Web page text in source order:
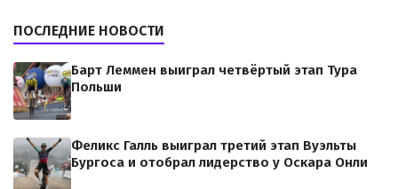
ПОСЛЕДНИЕ НОВОСТИ
Барт Леммен выиграл четвёртый этап Тура
Польши
Феликс Галль выиграл третий этап Вуэльты
Бургоса и отобрал лидерство у Оскара Онли